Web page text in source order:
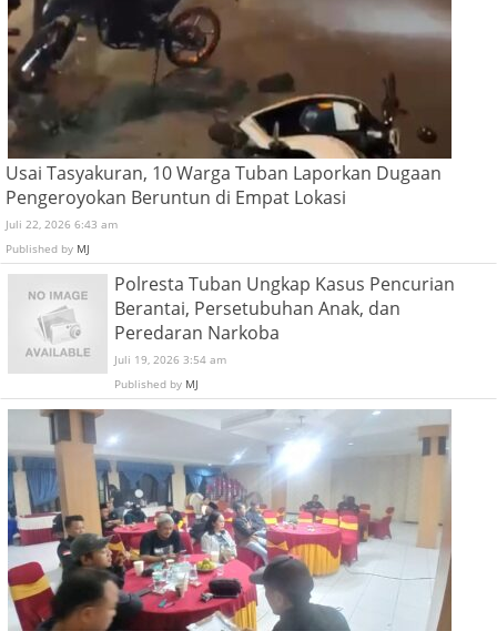
Usai Tasyakuran, 10 Warga Tuban Laporkan Dugaan
Pengeroyokan Beruntun di Empat Lokasi
Juli 22, 2026 6:43 am
Published by MJ
Polresta Tuban Ungkap Kasus Pencurian
Berantai, Persetubuhan Anak, dan
Peredaran Narkoba
Juli 19, 2026 3:54 am
Published by MJ